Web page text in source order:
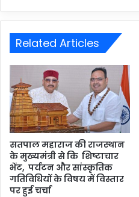
Related Articles
सतपाल महाराज की राजस्थान
के मुख्यमंत्री से कि शिष्टाचार
भेंट, पर्यटन और सांस्कृतिक
गतिविधियों के विषय में विस्तार
पर हुई चर्चा